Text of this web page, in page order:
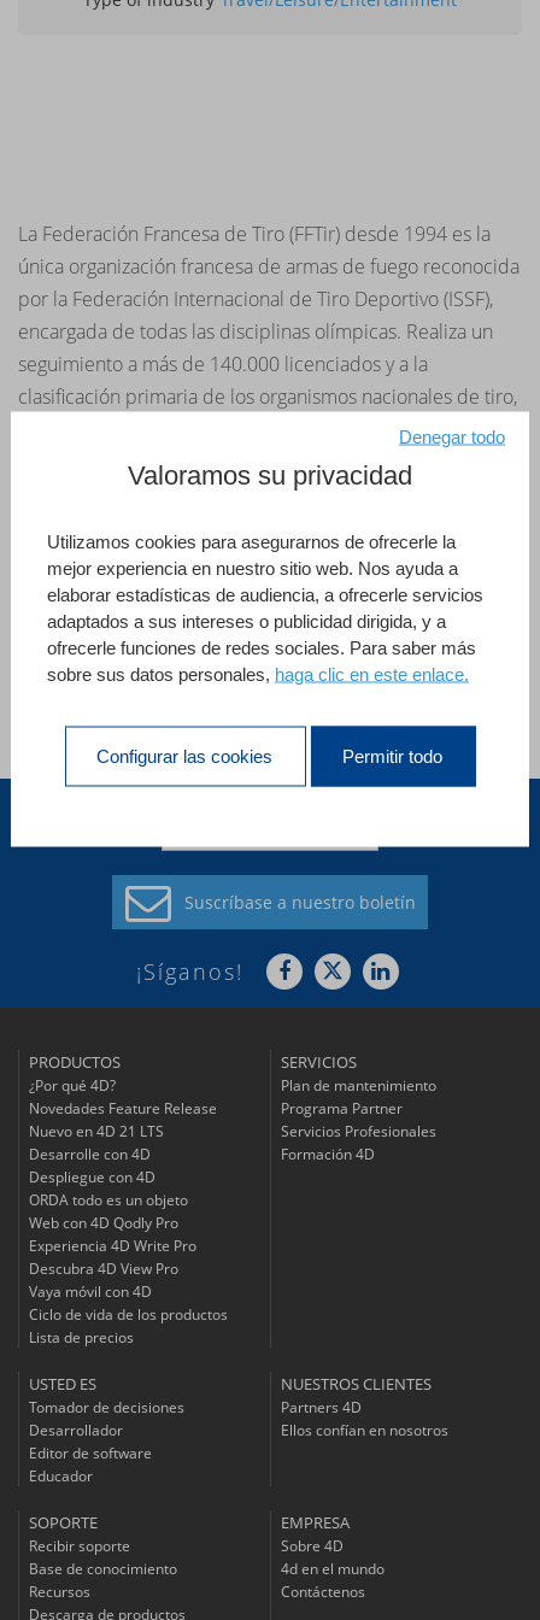
La Federación Francesa de Tiro (FFTir) desde 1994 es la
única organización francesa de armas de fuego reconocida
por la Federación Internacional de Tiro Deportivo (ISSF),
encargada de todas las disciplinas olímpicas. Realiza un
seguimiento a más de 140.000 licenciados y a la
clasificación primaria de los organismos nacionales de tiro,
así como también al número de medallas ganadas en
concursos internacionales. GestLic, aplicación 4D, se
encarga de la gestión de licencias, clubes, stands, árbitros,
aplicación ISIS, igualmente desarrollada con 4D, ayuda a la
gestión de los campeonatos y a tabular los resultados de
las diferentes disciplinas de tiro, en la sede, manteniendo
la confidencialidad de los datos personales.
Suscríbase a nuestro boletín
¡Síganos!
PRODUCTOS
¿Por qué 4D?
Novedades Feature Release
Nuevo en 4D 21 LTS
Desarrolle con 4D
Despliegue con 4D
ORDA todo es un objeto
Web con 4D Qodly Pro
Experiencia 4D Write Pro
Descubra 4D View Pro
Vaya móvil con 4D
Ciclo de vida de los productos
Lista de precios
SERVICIOS
Plan de mantenimiento
Programa Partner
Servicios Profesionales
Formación 4D
USTED ES
Tomador de decisiones
Desarrollador
Editor de software
Educador
NUESTROS CLIENTES
Partners 4D
Ellos confían en nosotros
SOPORTE
Recibir soporte
Base de conocimiento
Recursos
Descarga de productos
EMPRESA
Sobre 4D
4d en el mundo
Contáctenos
Valoramos su privacidad
Utilizamos cookies para asegurarnos de ofrecerle la
mejor experiencia en nuestro sitio web. Nos ayuda a
elaborar estadísticas de audiencia, a ofrecerle servicios
adaptados a sus intereses o publicidad dirigida, y a
ofrecerle funciones de redes sociales. Para saber más
sobre sus datos personales, haga clic en este enlace.
Configurar las cookies Permitir todo
Denegar todo